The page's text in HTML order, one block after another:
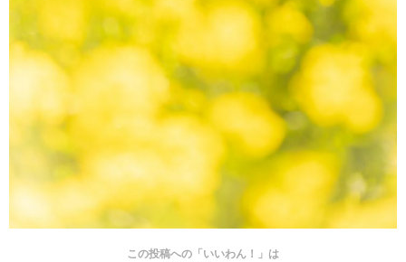
この投稿への「いいわん！」は